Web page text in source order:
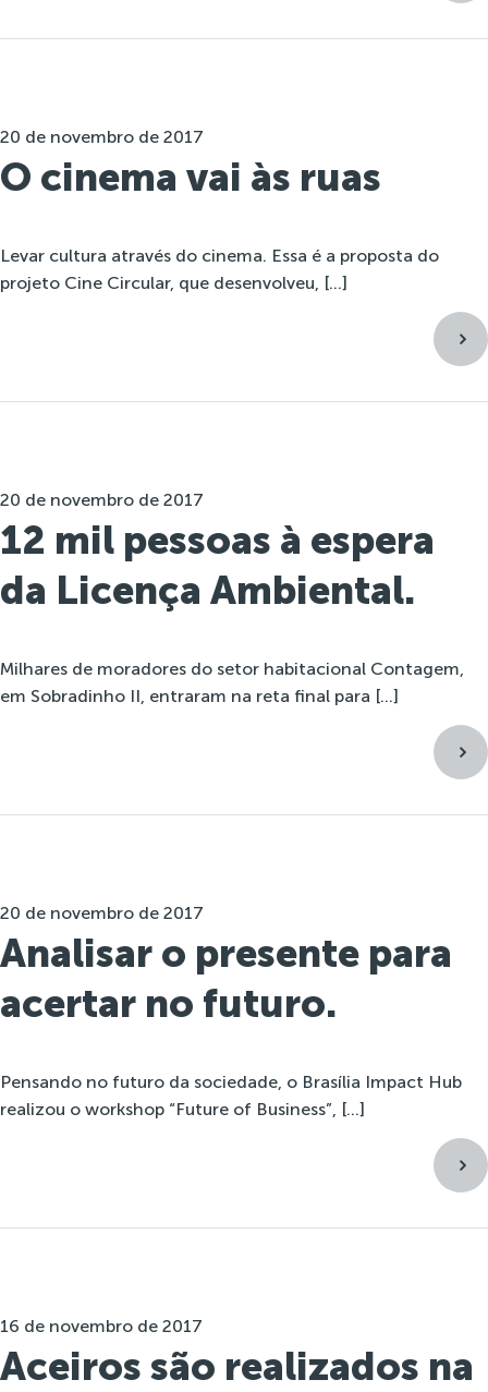
20 de novembro de 2017
O cinema vai às ruas
Levar cultura através do cinema. Essa é a proposta do
projeto Cine Circular, que desenvolveu, […]
20 de novembro de 2017
12 mil pessoas à espera
da Licença Ambiental.
Milhares de moradores do setor habitacional Contagem,
em Sobradinho II, entraram na reta final para […]
20 de novembro de 2017
Analisar o presente para
acertar no futuro.
Pensando no futuro da sociedade, o Brasília Impact Hub
realizou o workshop “Future of Business”, […]
16 de novembro de 2017
Aceiros são realizados na